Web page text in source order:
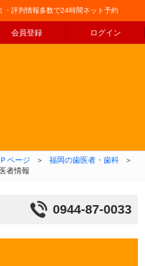
・評判情報多数で24時間ネット予約
会員登録 ログイン
テンツへ移動
ページ ＞ 福岡の歯医者・歯科
＞
者情報
0944-87-0033